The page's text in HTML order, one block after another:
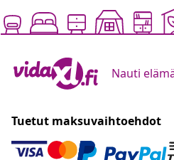
Nauti
Tuetut maksuvaihtoehdot